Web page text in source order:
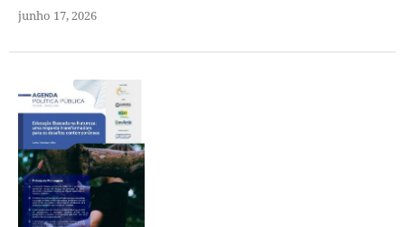
junho 17, 2026